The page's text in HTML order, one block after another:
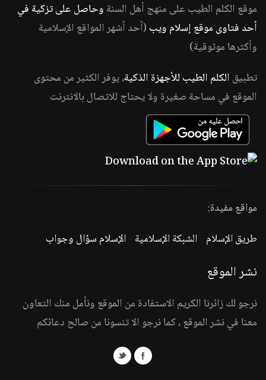
موقع الكلم الطيب على منهج أهل السنة وحاصل على تزكية في
أحد فتاوى موقع إسلام ويب (أحد أشهر المواقع الإسلامية
وأكثرها موثوقية)
تطبيق الكلم الطيب للأجهزة الذكية، يوفر الكثير من محتوى
الموقع في مساحة صغيرة ولا يحتاج للاتصال بالانترنت
مواقع مفيدة:
طريق الإسلام -الشبكة الإسلامية -الإسلام سؤال وجواب
نشر الموقع
نرجو لك زائرنا الكريم الاستفادة من الموقع ونأمل منك التعاون
معنا في نشر الموقع ، كما نرجو الا تنسونا من صالح دعائكم